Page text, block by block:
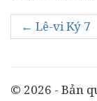
← Lê-vi Ký 7
© 2026 - Bản